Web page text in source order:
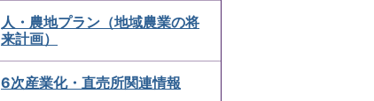
人・農地プラン（地域農業の将
来計画）
6次産業化・直売所関連情報